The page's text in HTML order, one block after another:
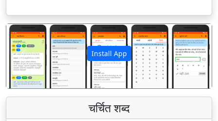
Install App
पिछला अगला
चर्चित शब्द